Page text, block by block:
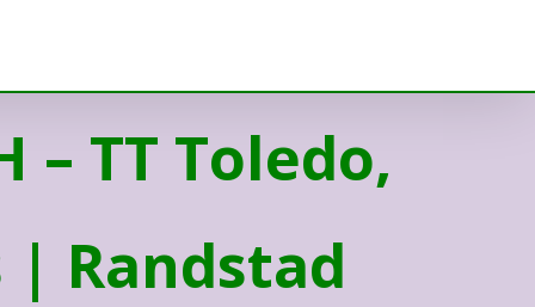
– TT Toledo,
Randstad